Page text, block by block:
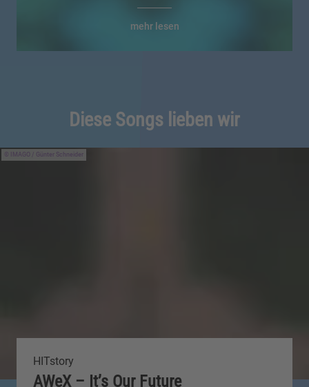
mehr lesen
Diese Songs lieben wir
IMAGO / Günter Schneider
HITstory
AWeX – It’s Our Future